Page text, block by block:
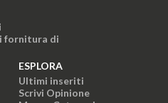
fornitura di
ESPLORA
Ultimi inseriti
Scrivi Opinione